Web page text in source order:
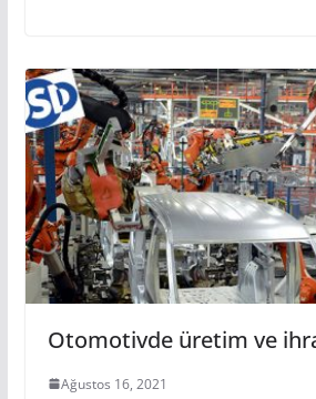
Otomotivde üretim ve
Ağustos 16, 2021